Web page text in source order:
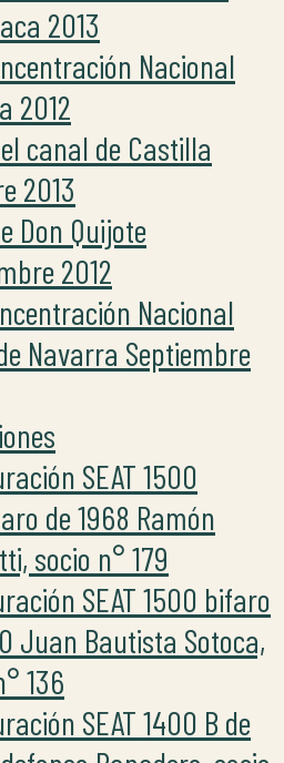
2013
Nacional
2012
canal de Castilla
2013
Don Quijote
2012
Nacional
Navarra Septiembre
SEAT 1500
de 1968 Ramón
socio n° 179
SEAT 1500 bifaro
Juan Bautista Sotoca,
136
SEAT 1400 B de